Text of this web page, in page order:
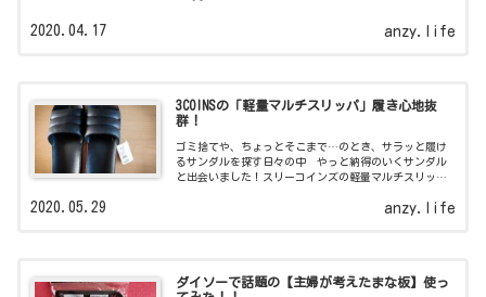
anzy.life
2020.04.17
3COINSの「軽量マルチスリッパ」履き心地抜
群！
ゴミ捨てや、ちょっとそこまで…のとき、サラッと履け
るサンダルを探す日々の中 やっと納得のいくサンダル
と出会いました！スリーコインズの軽量マルチスリッパ
anzy.life
2020.05.29
ダイソーで話題の【主婦が考えたまな板】使っ